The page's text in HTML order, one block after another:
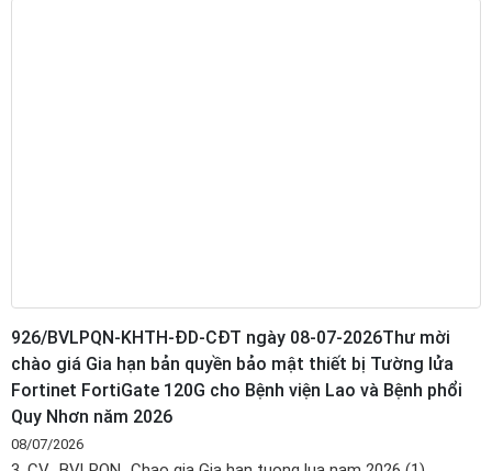
926/BVLPQN-KHTH-ĐD-CĐT ngày 08-07-2026Thư mời
chào giá Gia hạn bản quyền bảo mật thiết bị Tường lửa
Fortinet FortiGate 120G cho Bệnh viện Lao và Bệnh phổi
Quy Nhơn năm 2026
08/07/2026